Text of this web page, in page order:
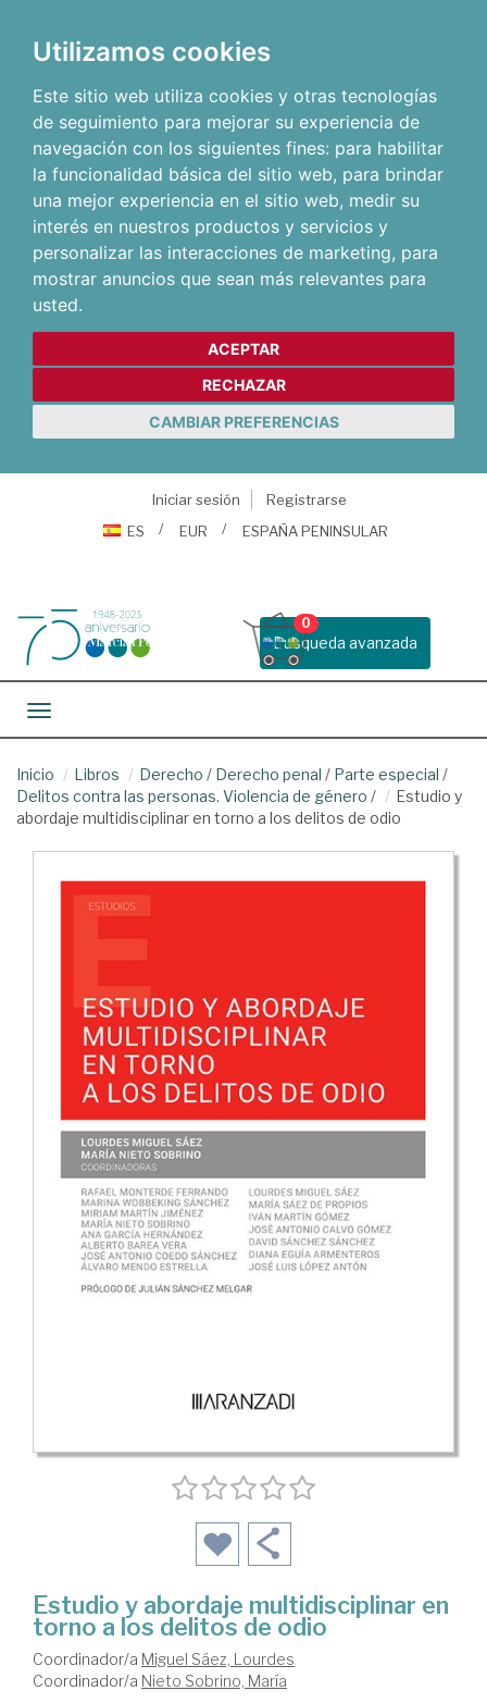
Utilizamos cookies
Este sitio web utiliza cookies y otras tecnologías
de seguimiento para mejorar su experiencia de
navegación con los siguientes fines: para habilitar
la funcionalidad básica del sitio web, para brindar
una mejor experiencia en el sitio web, medir su
interés en nuestros productos y servicios y
personalizar las interacciones de marketing, para
mostrar anuncios que sean más relevantes para
usted.
ACEPTAR
RECHAZAR
CAMBIAR PREFERENCIAS
Iniciar sesión
Registrarse
ES
EUR ESPAÑA PENINSULAR
Busqueda avanzada
0
Toggle navigation
Inicio Libros Derecho / Derecho penal / Parte especial /
Delitos contra las personas. Violencia de género /
Estudio y
abordaje multidisciplinar en torno a los delitos de odio
Estudio y abordaje multidisciplinar en
torno a los delitos de odio
Coordinador/a Miguel Sáez, Lourdes
Coordinador/a Nieto Sobrino, María